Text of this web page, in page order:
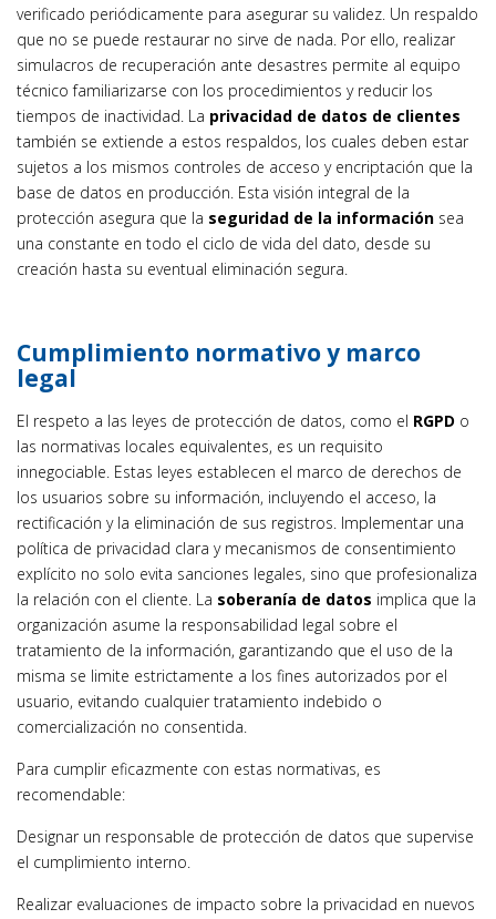
verificado periódicamente para asegurar su validez. Un respaldo
que no se puede restaurar no sirve de nada. Por ello, realizar
simulacros de recuperación ante desastres permite al equipo
técnico familiarizarse con los procedimientos y reducir los
tiempos de inactividad. La privacidad de datos de clientes
también se extiende a estos respaldos, los cuales deben estar
sujetos a los mismos controles de acceso y encriptación que la
base de datos en producción. Esta visión integral de la
protección asegura que la seguridad de la información sea
una constante en todo el ciclo de vida del dato, desde su
creación hasta su eventual eliminación segura.
Cumplimiento normativo y marco
legal
El respeto a las leyes de protección de datos, como el RGPD o
las normativas locales equivalentes, es un requisito
innegociable. Estas leyes establecen el marco de derechos de
los usuarios sobre su información, incluyendo el acceso, la
rectificación y la eliminación de sus registros. Implementar una
política de privacidad clara y mecanismos de consentimiento
explícito no solo evita sanciones legales, sino que profesionaliza
la relación con el cliente. La soberanía de datos implica que la
organización asume la responsabilidad legal sobre el
tratamiento de la información, garantizando que el uso de la
misma se limite estrictamente a los fines autorizados por el
usuario, evitando cualquier tratamiento indebido o
comercialización no consentida.
Para cumplir eficazmente con estas normativas, es
recomendable:
Designar un responsable de protección de datos que supervise
el cumplimiento interno.
Realizar evaluaciones de impacto sobre la privacidad en nuevos